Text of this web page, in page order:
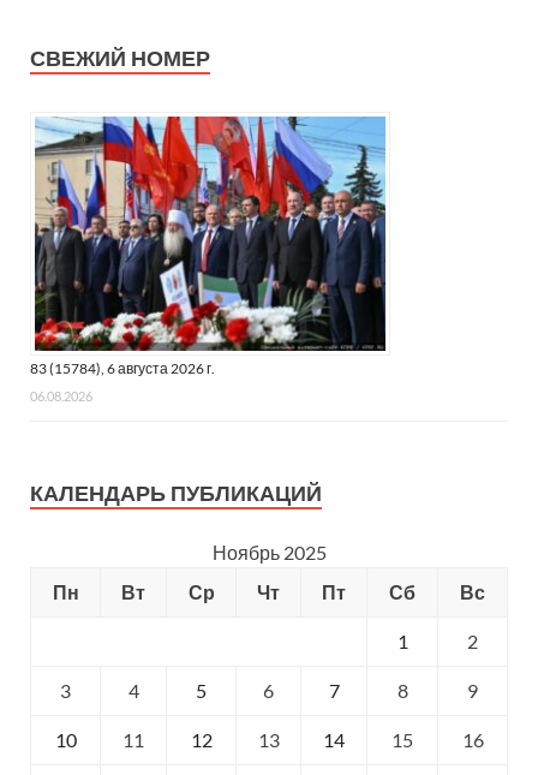
СВЕЖИЙ НОМЕР
83 (15784), 6 августа 2026 г.
06.08.2026
КАЛЕНДАРЬ ПУБЛИКАЦИЙ
Ноябрь 2025
Пн
Вт Ср Чт Пт Сб Вс
1 2
3 4 5 6 7 8 9
10 11 12 13 14 15 16